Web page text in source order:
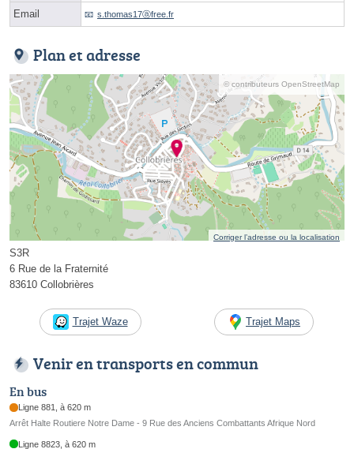
Email s.thomas17ⓐfree.fr
Plan et adresse
© contributeurs OpenStreetMap
Corriger l’adresse ou la localisation
S3R
6 Rue de la Fraternité
83610 Collobrières
Trajet Waze Trajet Maps
Venir en transports en commun
En bus
Ligne 881, à 620 m
Arrêt Halte Routiere Notre Dame - 9 Rue des Anciens Combattants Afrique Nord
Ligne 8823, à 620 m